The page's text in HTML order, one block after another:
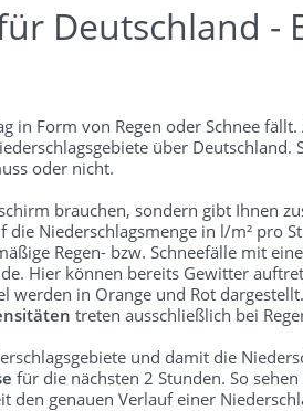
Deutschland -
in Form von Regen oder Schnee
über
oder nicht.
brauchen, sondern gibt Ihnen
Niederschlagsmenge in l/m² pro
Regen- bzw. Schneefälle mit
Hier können bereits Gewitter
in Orange und Rot
treten ausschließlich bei
und damit die
für die nächsten 2 Stunden. So
den genauen Verlauf einer